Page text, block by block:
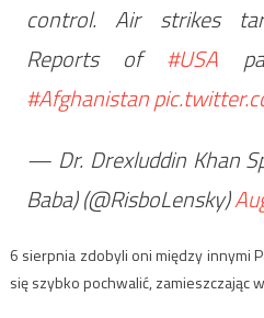
control. Air strikes
Reports of #USA
#Afghanistan
— Dr. Drexluddin Khan
Baba) (@RisboLensky)
6 sierpnia zdobyli oni między innymi
się szybko pochwalić, zamieszczając